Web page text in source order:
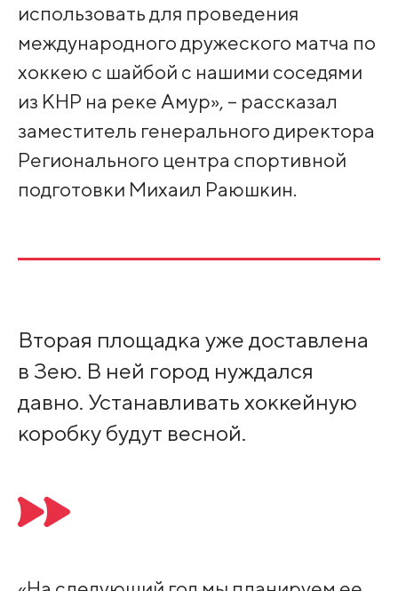
использовать для проведения
международного дружеского матча по
хоккею с шайбой с нашими соседями
из КНР на реке Амур», – рассказал
заместитель генерального директора
Регионального центра спортивной
подготовки Михаил Раюшкин.
Вторая площадка уже доставлена
в Зею. В ней город нуждался
давно. Устанавливать хоккейную
коробку будут весной.